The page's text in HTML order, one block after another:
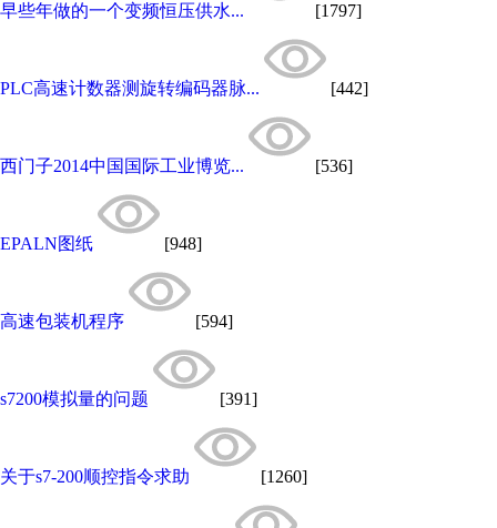
早些年做的一个变频恒压供水... [1797]
PLC高速计数器测旋转编码器脉... [442]
西门子2014中国国际工业博览... [536]
EPALN图纸 [948]
高速包装机程序 [594]
s7200模拟量的问题 [391]
关于s7-200顺控指令求助 [1260]